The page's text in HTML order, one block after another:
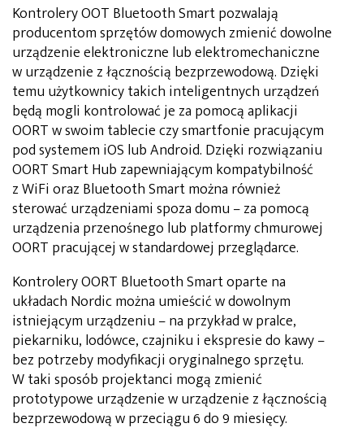
Kontrolery OOT Bluetooth Smart pozwalają
producentom sprzętów domowych zmienić dowolne
urządzenie elektroniczne lub elektromechaniczne
w urządzenie z łącznością bezprzewodową. Dzięki
temu użytkownicy takich inteligentnych urządzeń
będą mogli kontrolować je za pomocą aplikacji
OORT w swoim tablecie czy smartfonie pracującym
pod systemem iOS lub Android. Dzięki rozwiązaniu
OORT Smart Hub zapewniającym kompatybilność
z WiFi oraz Bluetooth Smart można również
sterować urządzeniami spoza domu – za pomocą
urządzenia przenośnego lub platformy chmurowej
OORT pracującej w standardowej przeglądarce.
Kontrolery OORT Bluetooth Smart oparte na
układach Nordic można umieścić w dowolnym
istniejącym urządzeniu – na przykład w pralce,
piekarniku, lodówce, czajniku i ekspresie do kawy –
bez potrzeby modyfikacji oryginalnego sprzętu.
W taki sposób projektanci mogą zmienić
prototypowe urządzenie w urządzenie z łącznością
bezprzewodową w przeciągu 6 do 9 miesięcy.